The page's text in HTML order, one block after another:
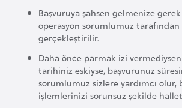
Başvuruya şahsen gelmenize gerek
operasyon sorumlumuz
gerçekleştirilir.
Daha önce parmak izi
tarihiniz eskiyse, başvurunuz
sorumlumuz sizlere yardımcı olur,
işlemlerinizi sorunsuz şekilde